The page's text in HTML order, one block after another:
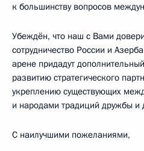
к большинству вопросов
Убеждён, что наш с Вами
сотрудничество России и
арене придадут
развитию стратегического
укреплению существующих
и народами традиций дружбы и
С наилучшими пожеланиями,